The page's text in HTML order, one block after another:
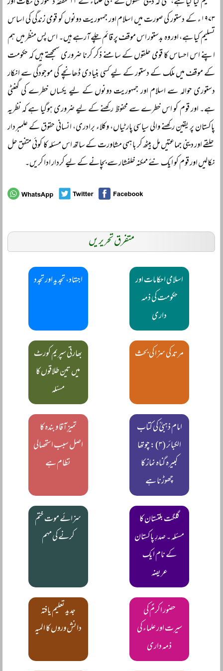
۱۹۷۳ء کے دستور کی صورت میں اسلام اور جمہوریت دونوں کو قومی زندگی کی اساس
تسلیم کیا ہے، اور وہ بدستور اس موقف پر قائم چلے آرہے ہیں۔ اس پس منظر میں ہم
اپنے اس احساس کا قومی حلقوں کے سامنے ذکر کرنا ضروری سمجھتے ہیں کہ حکومت
کے موقف میں ملک کے دستور کے لیے کسی بنیادی ڈھانچے کی موجودگی سے انکار
دستوری حوالہ سے اسلام اور جمہوریت دونوں کے لیے یکساں خطرے کی گھنٹی
ہے۔ اور قوم کو اس خطرے سے محفوظ رکھنے کے لیے ضروری ہوگیا ہے کہ نظریہ
پاکستان پر یقین رکھنے والی سیاسی پارٹیاں، وکلاء برادری، انسانی حقوق کے علمبردار
حلقے اور دینی جماعتیں مل بیٹھ کر باہمی مشاورت کے ساتھ اس مسئلہ کا کوئی متفق حل
نکالیں اور قوم کو ایک نئے ممکنہ خلفشار سے بچانے کے لیے کردار ادا کریں۔
متفرق تحریریں
اسلامی احکامات اور
حکومت کی ذمہ
داری
اجتہاد، تجدید اور تجدد
مرتد کی سزا کی بحث
بھارتی سپریم کورٹ
میں تین طلاقوں کا
مسئلہ
امام ذہبیؒ کی کتاب
الکبائر (۳) : چوتھا
کبیرہ گناہ نماز کا
چھوڑنا ہے
تمیزِ آقا و بندہ کا
اصل سبب استحصالی
نظام ہے
گلگت بلتستان کا
مسئلہ ۔ صدرِ پاکستان
کے نام ایک
عریضہ
سزائے موت ختم
کرنے کی مہم
حضور اکرمؐ کی
سیرت اور علماء کی
ذمہ داری
جدید تعلیم یافتہ
دانش وروں کا المیہ